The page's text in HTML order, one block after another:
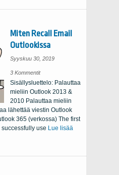
Miten Recall Email
Outlookissa
Syyskuu 30, 2019
3 Kommentiton
Recall
Outlookissa
Sisällysluettelo: Palauttaa
mieliin Outlook 2013 &
2010 Palauttaa mieliin
lähettää viestin Outlook
365 (verkossa) The first
use Lue lisää